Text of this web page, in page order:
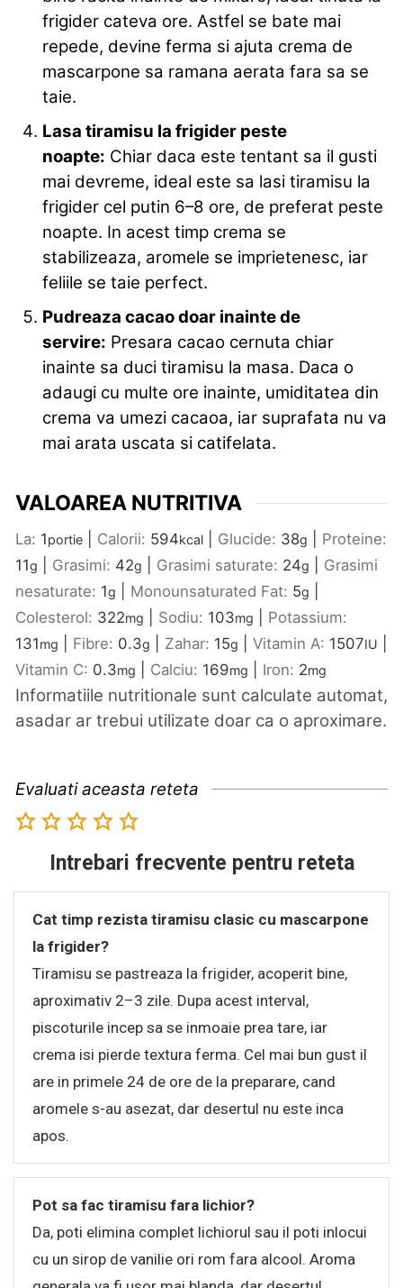
frigider cateva ore. Astfel se bate mai
repede, devine ferma si ajuta crema de
mascarpone sa ramana aerata fara sa se
taie.
Lasa tiramisu la frigider peste
noapte: Chiar daca este tentant sa il gusti
mai devreme, ideal este sa lasi tiramisu la
frigider cel putin 6–8 ore, de preferat peste
noapte. In acest timp crema se
stabilizeaza, aromele se imprietenesc, iar
feliile se taie perfect.
Pudreaza cacao doar inainte de
servire: Presara cacao cernuta chiar
inainte sa duci tiramisu la masa. Daca o
adaugi cu multe ore inainte, umiditatea din
crema va umezi cacaoa, iar suprafata nu va
mai arata uscata si catifelata.
VALOAREA NUTRITIVA
La: 1portie Calorii: 594kcal Glucide: 38g
Proteine:
11g Grasimi: 42g Grasimi saturate: 24g
Grasimi
nesaturate: 1g Monounsaturated Fat: 5g
Colesterol: 322mg Sodiu: 103mg
Potassium:
131mg Fibre: 0.3g Zahar: 15g Vitamin A: 1507IU
Vitamin C: 0.3mg Calciu: 169mg Iron: 2mg
Informatiile nutritionale sunt calculate automat,
asadar ar trebui utilizate doar ca o aproximare.
Evaluati aceasta reteta
Intrebari frecvente pentru reteta
Cat timp rezista tiramisu clasic cu mascarpone
la frigider?
Tiramisu se pastreaza la frigider, acoperit bine,
aproximativ 2–3 zile. Dupa acest interval,
piscoturile incep sa se inmoaie prea tare, iar
crema isi pierde textura ferma. Cel mai bun gust il
are in primele 24 de ore de la preparare, cand
aromele s-au asezat, dar desertul nu este inca
apos.
Pot sa fac tiramisu fara lichior?
Da, poti elimina complet lichiorul sau il poti inlocui
cu un sirop de vanilie ori rom fara alcool. Aroma